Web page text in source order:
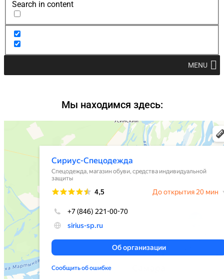
Search in content
MENU
Мы находимся здесь: